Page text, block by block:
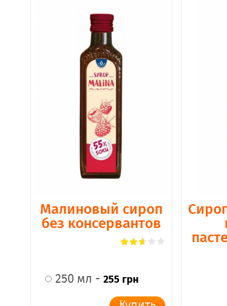
Малиновый сироп
без консервантов
250 мл - 255 грн